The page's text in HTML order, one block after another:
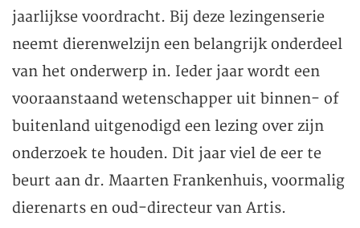
jaarlijkse voordracht. Bij deze lezingenserie
neemt dierenwelzijn een belangrijk onderdeel
van het onderwerp in. Ieder jaar wordt een
vooraanstaand wetenschapper uit binnen- of
buitenland uitgenodigd een lezing over zijn
onderzoek te houden. Dit jaar viel de eer te
beurt aan dr. Maarten Frankenhuis, voormalig
dierenarts en oud-directeur van Artis.